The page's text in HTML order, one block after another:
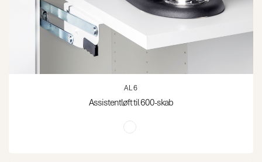
AL6
Assistentløft til 600-skab